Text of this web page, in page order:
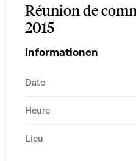
Réunion de
2015
Informationen
Date
Heure
Lieu